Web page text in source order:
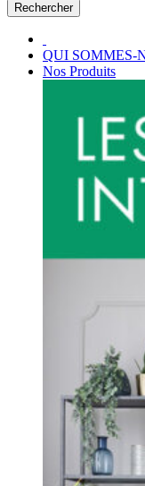
Rechercher
QUI SOMMES-
Nos Produits